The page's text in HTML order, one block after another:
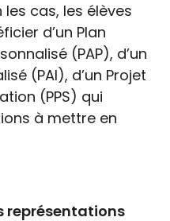
cas, les élèves
d’un Plan
(PAP), d’un
(PAI), d’un Projet
(PPS) qui
à mettre en
représentations